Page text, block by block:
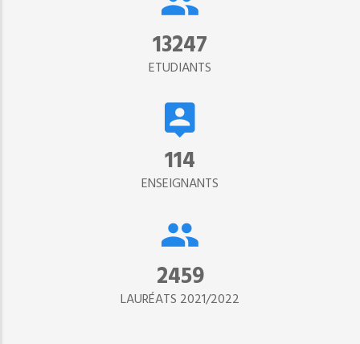
15302
ETUDIANTS
134
ENSEIGNANTS
2890
LAURÉATS 2021/2022